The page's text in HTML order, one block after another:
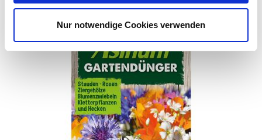
Nur notwendige Cookies verwenden